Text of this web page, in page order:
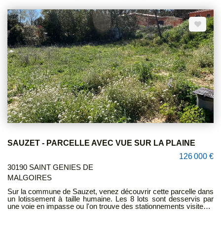
SAUZET - PARCELLE AVEC VUE SUR LA PLAINE
126 000 €
30190 SAINT GENIES DE
MALGOIRES
Sur la commune de Sauzet, venez découvrir cette parcelle dans
un lotissement à taille humaine. Les 8 lots sont desservis par
une voie en impasse ou l'on trouve des stationnements visiteurs